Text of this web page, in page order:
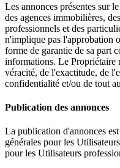
Les annonces présentes sur
des agences immobilières,
professionnels et des
n'implique pas l'approbation
forme de garantie de sa part
informations. Le Propriétaire
véracité, de l'exactitude, de
confidentialité et/ou de tout
Publication des annonces
La publication d'annonces
générales pour les
pour les Utilisateurs